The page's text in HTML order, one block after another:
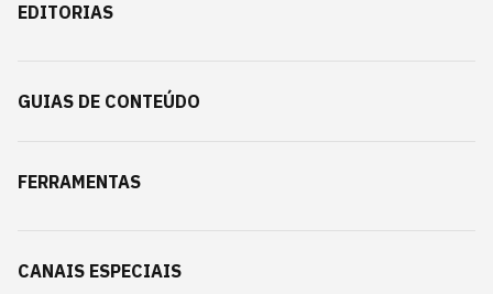
EDITORIAS
GUIAS DE CONTEÚDO
FERRAMENTAS
CANAIS ESPECIAIS